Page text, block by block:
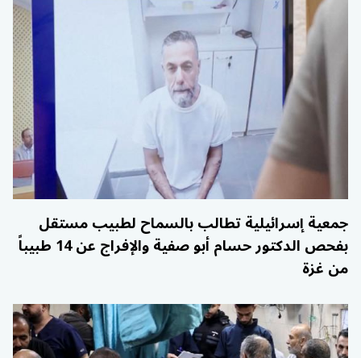
جمعية إسرائيلية تطالب بالسماح لطبيب مستقل
بفحص الدكتور حسام أبو صفية والإفراج عن 14 طبيباً
من غزة